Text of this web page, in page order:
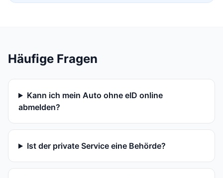
Häufige Fragen
Kann ich mein Auto ohne eID online
abmelden?
Ist der private Service eine Behörde?